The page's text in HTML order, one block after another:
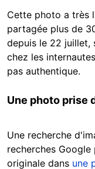
Cette photo a très
partagée plus de
depuis le 22 juillet,
chez les
pas authentique.
Une photo prise
Une recherche
recherches
originale dans une